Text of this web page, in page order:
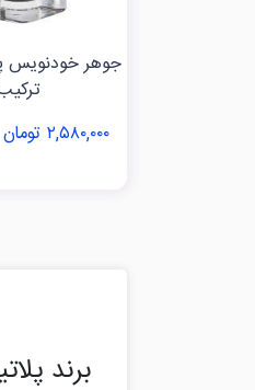
جوهر خودنویس
۲,۵۸۰,۰۰۰ تومان
برند